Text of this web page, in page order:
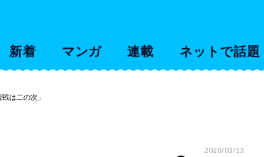
新着 マンガ 連載 ネットで話題
は二の次」
2020/03/13